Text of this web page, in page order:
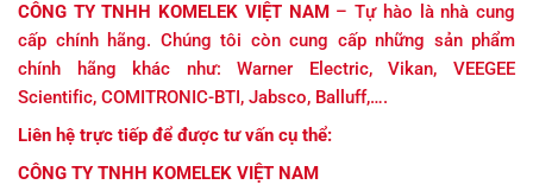
CÔNG TY TNHH KOMELEK VIỆT NAM – Tự hào là nhà cung
cấp chính hãng. Chúng tôi còn cung cấp những sản phẩm
chính hãng khác như: Warner Electric, Vikan, VEEGEE
Scientific, COMITRONIC-BTI, Jabsco, Balluff,….
Liên hệ trực tiếp để được tư vấn cụ thể:
CÔNG TY TNHH KOMELEK VIỆT NAM